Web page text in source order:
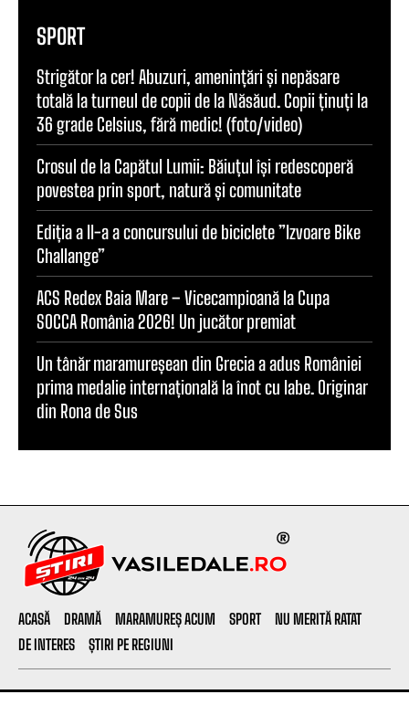
SPORT
Strigător la cer! Abuzuri, amenințări și nepăsare
totală la turneul de copii de la Năsăud. Copii ținuți la
36 grade Celsius, fără medic! (foto/video)
Crosul de la Capătul Lumii: Băiuțul își redescoperă
povestea prin sport, natură și comunitate
Ediția a II-a a concursului de biciclete ”Izvoare Bike
Challange”
ACS Redex Baia Mare – Vicecampioană la Cupa
SOCCA România 2026! Un jucător premiat
Un tânăr maramureșean din Grecia a adus României
prima medalie internațională la înot cu labe. Originar
din Rona de Sus
ACASĂ DRAMĂ MARAMUREȘ ACUM SPORT
NU MERITĂ RATAT
DE INTERES
ȘTIRI PE REGIUNI